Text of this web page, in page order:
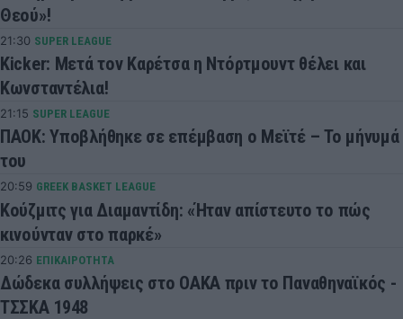
Θεού»!
21:30 SUPER LEAGUE
Kicker: Μετά τον Καρέτσα η Ντόρτμουντ θέλει και
Κωνσταντέλια!
21:15 SUPER LEAGUE
ΠΑΟΚ: Υποβλήθηκε σε επέμβαση ο Μεϊτέ – Το μήνυμά
του
20:59 GREEK BASKET LEAGUE
Κούζμιτς για Διαμαντίδη: «Ήταν απίστευτο το πώς
κινούνταν στο παρκέ»
20:26 ΕΠΙΚΑΙΡΟΤΗΤΑ
Δώδεκα συλλήψεις στο ΟΑΚΑ πριν το Παναθηναϊκός -
ΤΣΣΚΑ 1948